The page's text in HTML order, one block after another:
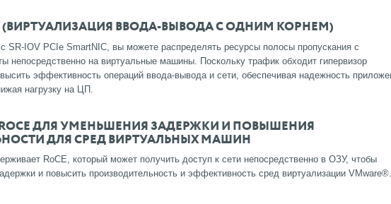
(ВИРТУАЛИЗАЦИЯ ВВОДА-ВЫВОДА С ОДНИМ КОРНЕМ)
SR-IOV PCIe SmartNIC, вы можете распределять ресурсы полосы пропускания с
непосредственно на виртуальные машины. Поскольку трафик обходит гипервизор
эффективность операций ввода-вывода и сети, обеспечивая надежность
нагрузку на ЦП.
ДЛЯ УМЕНЬШЕНИЯ ЗАДЕРЖКИ И ПОВЫШЕНИЯ
ДЛЯ СРЕД ВИРТУАЛЬНЫХ МАШИН
RoCE, который может получить доступ к сети непосредственно в ОЗУ, чтобы
и повысить производительность и эффективность сред виртуализации VMware®.